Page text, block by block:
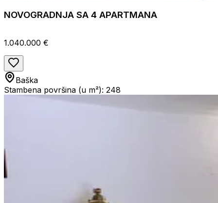
NOVOGRADNJA SA 4 APARTMANA
1.040.000 €
Baška
Stambena površina (u m²): 248